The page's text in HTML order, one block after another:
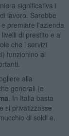
significativa i
lavoro. Sarebbe
premiare l'azienda
di prestito e al
che i servizi
funzionino al
alla
generali (e
. In Italia basta
si privatizzasse
di soldi e,